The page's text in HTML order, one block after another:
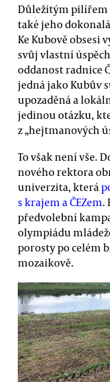
Důležitým pilířem
také jeho
Ke Kubově obsesi
svůj vlastní
oddanost radnice
jedná jako Kubův
upozaděná a
jedinou otázku,
z „hejtmanových
To však není vše.
nového rektora
univerzita, která
s krajem a ČEZem.
předvolební
olympiádu
porosty po celém
mozaikově.